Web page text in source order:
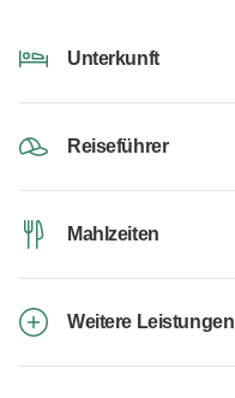
Unterkunft
Reiseführer
Mahlzeiten
Weitere Leistungen